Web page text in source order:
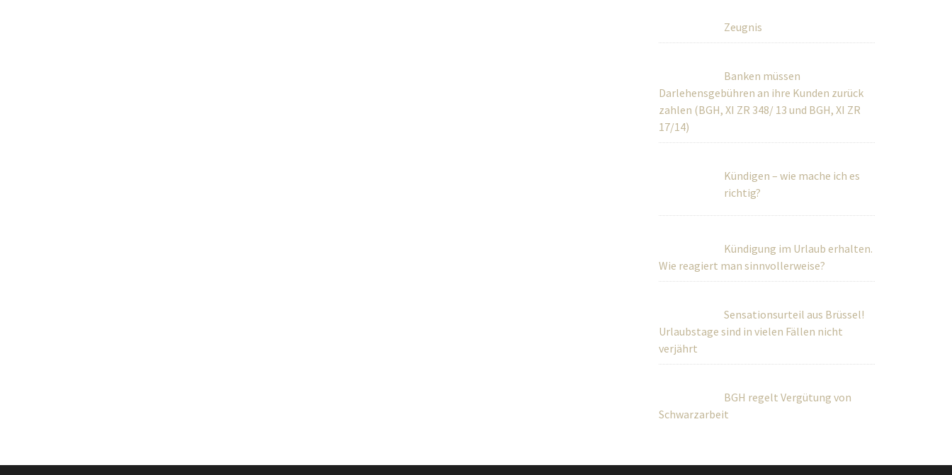
Zeugnis
Banken müssen
Darlehensgebühren an ihre Kunden zurück
zahlen (BGH, XI ZR 348/ 13 und BGH, XI ZR
17/14)
Kündigen – wie mache ich es
Kündigung im Urlaub erhalten.
Wie reagiert man sinnvollerweise?
Sensationsurteil aus Brüssel!
Urlaubstage sind in vielen Fällen nicht
verjährt
BGH regelt Vergütung von
Schwarzarbeit